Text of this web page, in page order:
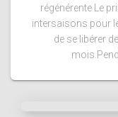
régénérente Le
intersaisons pour
de se libérer